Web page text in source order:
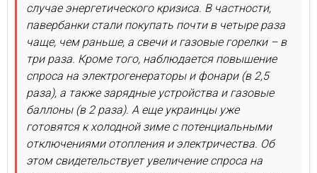
случае энергетического кризиса. В частности,
павербанки стали покупать почти в четыре раза
чаще, чем раньше, а свечи и газовые горелки – в
три раза. Кроме того, наблюдается повышение
спроса на электрогенераторы и фонари (в 2,5
раза), а также зарядные устройства и газовые
баллоны (в 2 раза). А еще украинцы уже
готовятся к холодной зиме с потенциальными
отключениями отопления и электричества. Об
этом свидетельствует увеличение спроса на